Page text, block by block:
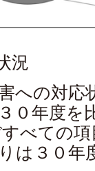
況
への対応
０年度を
べての
は３０年